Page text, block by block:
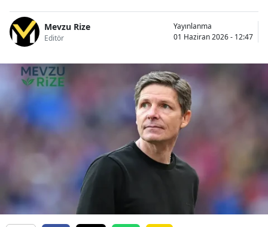
Mevzu Rize
Editör
Yayınlanma
01 Haziran 2026 - 12:47